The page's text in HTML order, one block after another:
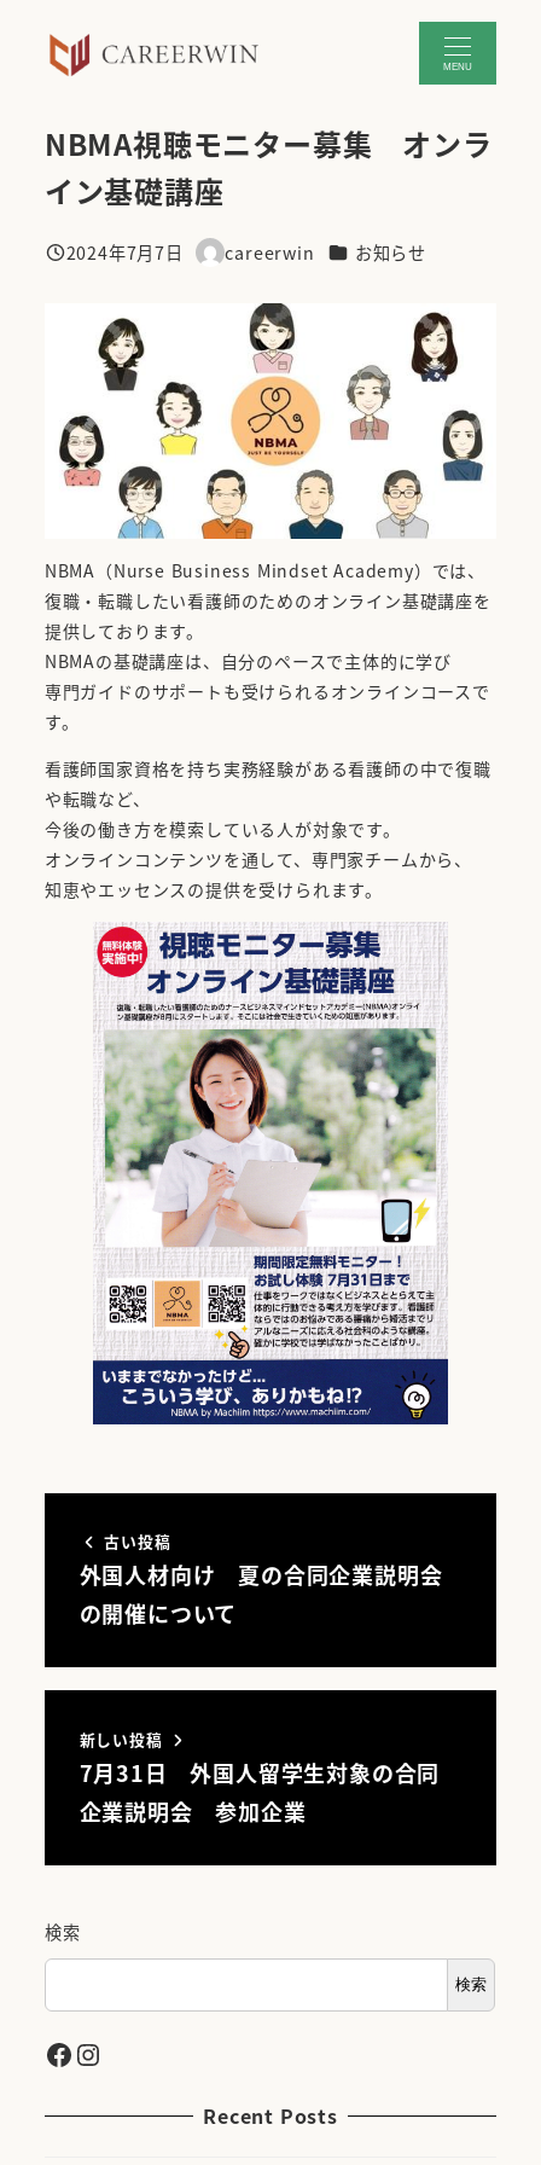
MENU
NBMA視聴モニター募集 オンラ
イン基礎講座
投稿日
2024年7月7日
著
careerwin カテゴリー
お知らせ
NBMA（Nurse Business Mindset Academy）では、
復職・転職したい看護師のためのオンライン基礎講座を
提供しております。
NBMAの基礎講座は、自分のペースで主体的に学び
専門ガイドのサポートも受けられるオンラインコースで
す。
看護師国家資格を持ち実務経験がある看護師の中で復職
や転職など、
今後の働き方を模索している人が対象です。
オンラインコンテンツを通して、専門家チームから、
知恵やエッセンスの提供を受けられます。
古い投稿
外国人材向け 夏の合同企業説明会
の開催について
新しい投稿
7月31日 外国人留学生対象の合同
企業説明会 参加企業
検索
検索
Facebook Instagram
Recent Posts